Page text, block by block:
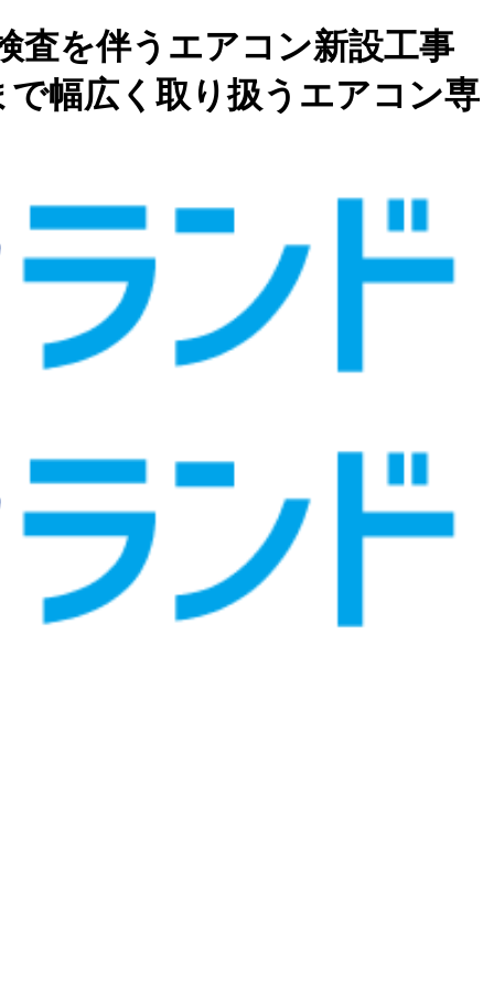
査を伴うエアコン新設工事
幅広く取り扱うエアコン専